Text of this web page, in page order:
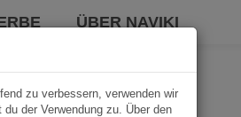
ÜBER NAVIKI
zu verbessern, verwenden wir
der Verwendung zu. Über den